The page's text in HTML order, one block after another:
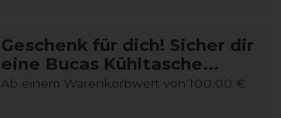
Geschenk für dich! Sicher dir
eine Bucas Kühltasche...
Ab einem Warenkorbwert von 100,00 €